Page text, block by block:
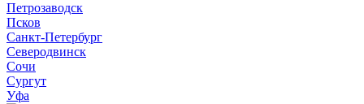
Петрозаводск
Псков
Санкт-Петербург
Северодвинск
Сочи
Сургут
Уфа